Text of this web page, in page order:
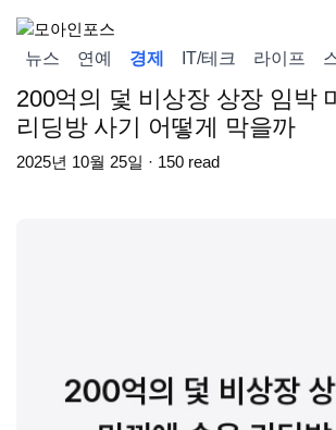
뉴스 연예 경제 IT/테크 라이프
200억의 덫 비상장 상장 임박
리딩방 사기 어떻게 막을까
2025년 10월 25일 · 150 read